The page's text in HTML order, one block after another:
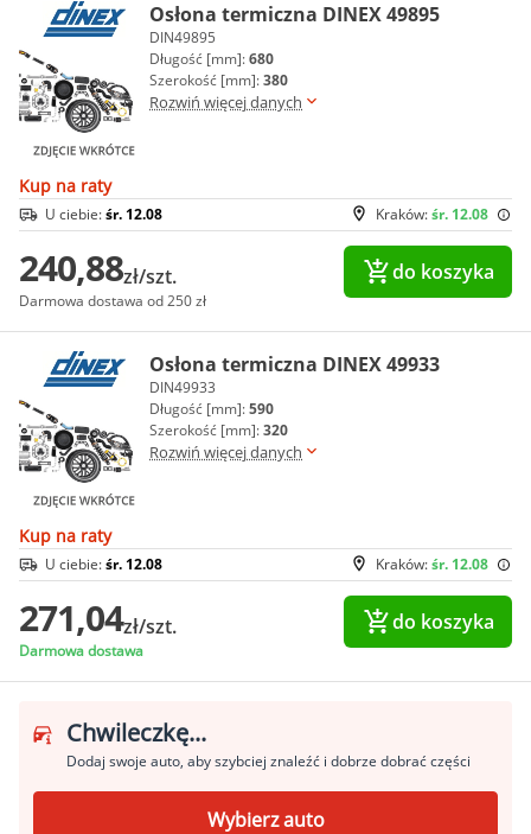
Osłona termiczna DINEX 49895
DIN49895
Długość [mm]:680
Szerokość [mm]:380
Rozwiń więcej danych
Kup na raty
Kraków:śr. 12.08
U ciebie:śr. 12.08
240,88zł/szt.
Darmowa dostawa od 250 zł
do koszyka
Osłona termiczna DINEX 49933
DIN49933
Długość [mm]:590
Szerokość [mm]:320
Rozwiń więcej danych
Kup na raty
Kraków:śr. 12.08
U ciebie:śr. 12.08
271,04zł/szt.
Darmowa dostawa
do koszyka
Chwileczkę...
Dodaj swoje auto, aby szybciej znaleźć i dobrze dobrać części
Wybierz auto